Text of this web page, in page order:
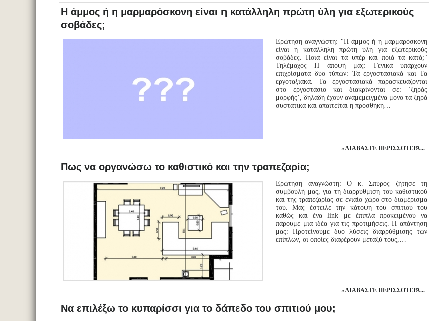
Η άμμος ή η μαρμαρόσκονη είναι η κατάλληλη πρώτη ύλη για εξωτερικούς
σοβάδες;
Ερώτηση αναγνώστη: "Η άμμος ή η μαρμαρόσκονη
είναι η κατάλληλη πρώτη ύλη για εξωτερικούς
σοβάδες. Ποιά είναι τα υπέρ και ποιά τα κατά;"
Τηλέμαχος Η άποψή μας: Γενικά υπάρχουν
επιχρίσματα δύο τύπων: Τα εργοστασιακά και Τα
εργοταξιακά. Τα εργοστασιακά παρασκευάζονται
στο εργοστάσιο και διακρίνονται σε: ‘ξηράς
μορφής’, δηλαδή έχουν αναμεμειγμένα μόνο τα ξηρά
συστατικά και απαιτείται η προσθήκη…
ΔΙΑΒΆΣΤΕ ΠΕΡΙΣΣΌΤΕΡΑ...
Πως να οργανώσω το καθιστικό και την τραπεζαρία;
Ερώτηση αναγνώστη: Ο κ. Σπύρος ζήτησε τη
συμβουλή μας, για τη διαρρύθμιση του καθιστικού
και της τραπεζαρίας σε ενιαίο χώρο στο διαμέρισμα
του. Μας έστειλε την κάτοψη του σπιτιού του
καθώς και ένα link με έπιπλα προκειμένου να
πάρουμε μια ιδέα για τις προτιμήσεις. Η απάντηση
μας: Προτείνουμε δυο λύσεις διαρρύθμισης των
επίπλων, οι οποίες διαφέρουν μεταξύ τους,…
ΔΙΑΒΆΣΤΕ ΠΕΡΙΣΣΌΤΕΡΑ...
Να επιλέξω το κυπαρίσσι για το δάπεδο του σπιτιού μου;